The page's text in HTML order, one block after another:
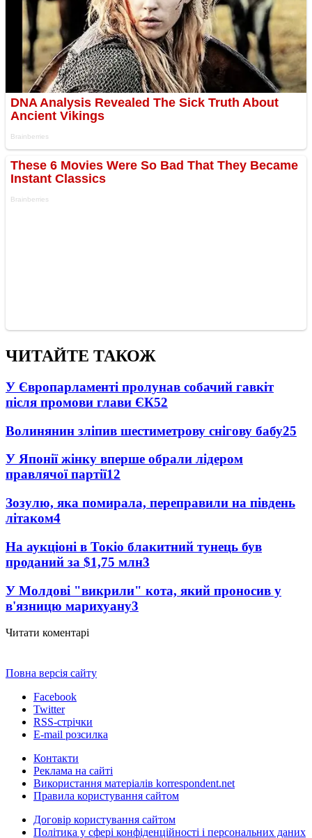
ЧИТАЙТЕ ТАКОЖ
У Європарламенті пролунав собачий гавкіт
після промови глави ЄК52
Волинянин зліпив шестиметрову снігову бабу25
У Японії жінку вперше обрали лідером
правлячої партії12
Зозулю, яка помирала, переправили на південь
літаком4
На аукціоні в Токіо блакитний тунець був
проданий за $1,75 млн3
У Молдові "викрили" кота, який проносив у
в'язницю марихуану3
Читати коментарі
Повна версія сайту
Facebook
Twitter
RSS-стрічки
E-mail розсилка
Контакти
Реклама на сайті
Використання матеріалів korrespondent.net
Правила користування сайтом
Договір користування сайтом
Політика у сфері конфіденційності і персональних даних